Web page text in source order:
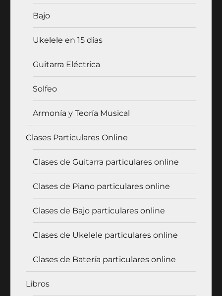
Bajo
Ukelele en 15 días
Guitarra Eléctrica
Solfeo
Armonía y Teoría Musical
Clases Particulares Online
Clases de Guitarra particulares online
Clases de Piano particulares online
Clases de Bajo particulares online
Clases de Ukelele particulares online
Clases de Batería particulares online
Libros